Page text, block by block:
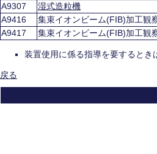
A9307
湿式造粒機
A9416
集束イオンビーム(FIB)加工観
A9417
集束イオンビーム(FIB)加工観
装置使用に係る指導を要すると
戻る